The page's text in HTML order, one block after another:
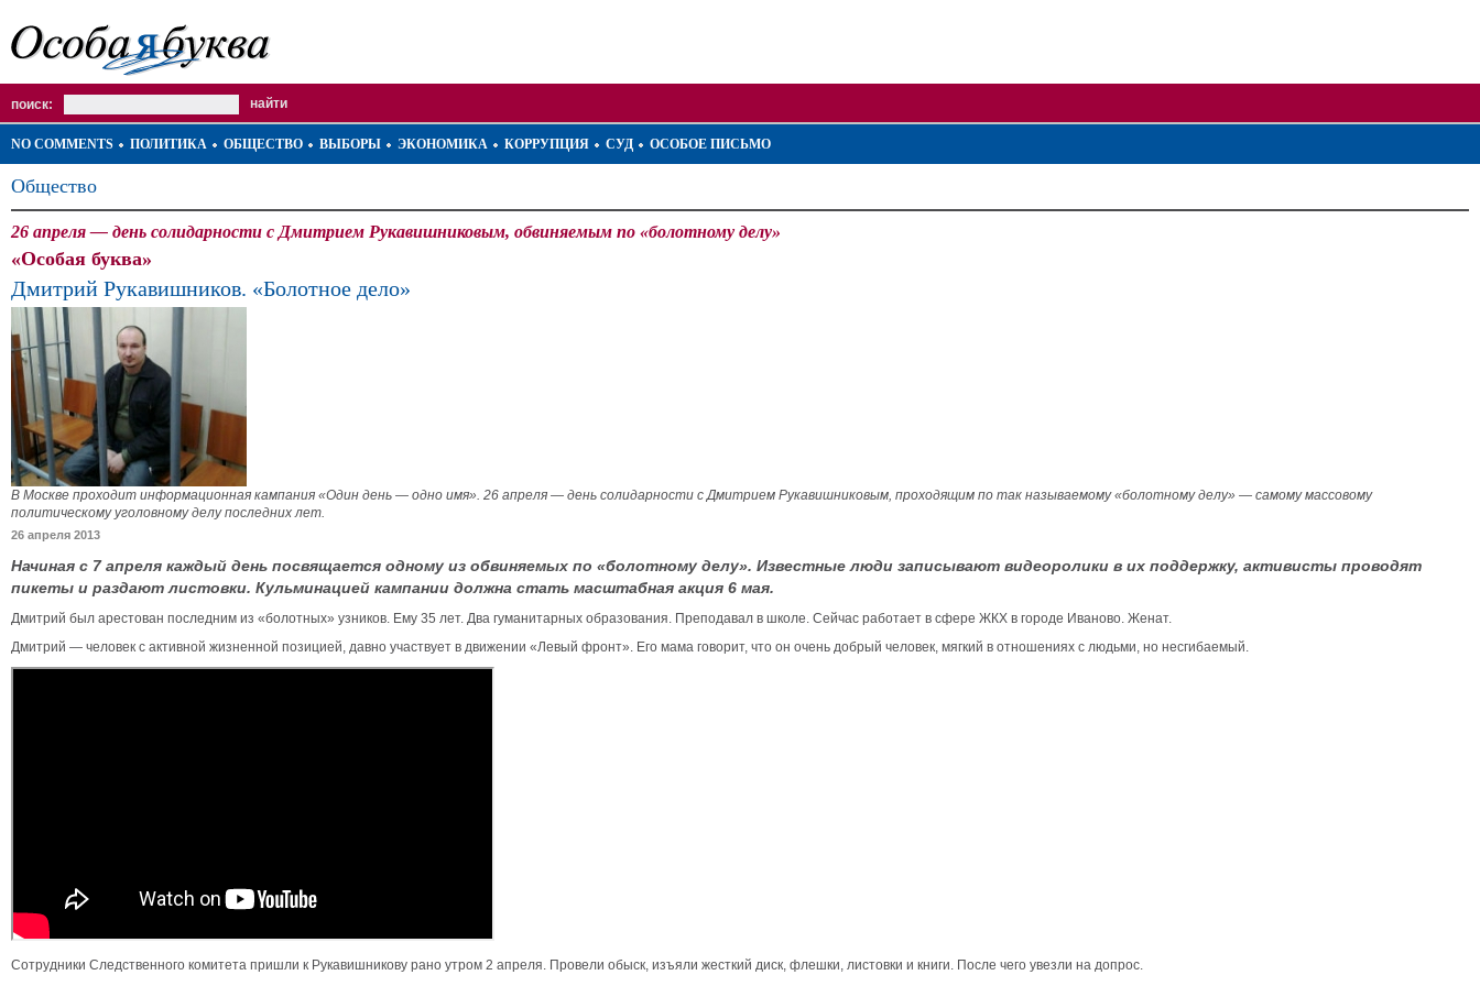
поиск:
NO COMMENTS ПОЛИТИКА ОБЩЕСТВО ВЫБОРЫ ЭКОНОМИКА КОРРУПЦИЯ СУД ОСОБОЕ ПИСЬМО
Общество
26 апреля — день солидарности с Дмитрием Рукавишниковым, обвиняемым по «болотному делу»
«Особая буква»
Дмитрий Рукавишников. «Болотное дело»
В Москве проходит информационная кампания «Один день — одно имя». 26 апреля — день солидарности с Дмитрием Рукавишниковым, проходящим по так называемому «болотному делу» — самому массовому
политическому уголовному делу последних лет.
26 апреля 2013
Начиная с 7 апреля каждый день посвящается одному из обвиняемых по «болотному делу». Известные люди записывают видеоролики в их поддержку, активисты проводят
пикеты и раздают листовки. Кульминацией кампании должна стать масштабная акция 6 мая.
Дмитрий был арестован последним из «болотных» узников. Ему 35 лет. Два гуманитарных образования. Преподавал в школе. Сейчас работает в сфере ЖКХ в городе Иваново. Женат.
Дмитрий — человек с активной жизненной позицией, давно участвует в движении «Левый фронт». Его мама говорит, что он очень добрый человек, мягкий в отношениях с людьми, но несгибаемый.
Сотрудники Следственного комитета пришли к Рукавишникову рано утром 2 апреля. Провели обыск, изъяли жесткий диск, флешки, листовки и книги. После чего увезли на допрос.